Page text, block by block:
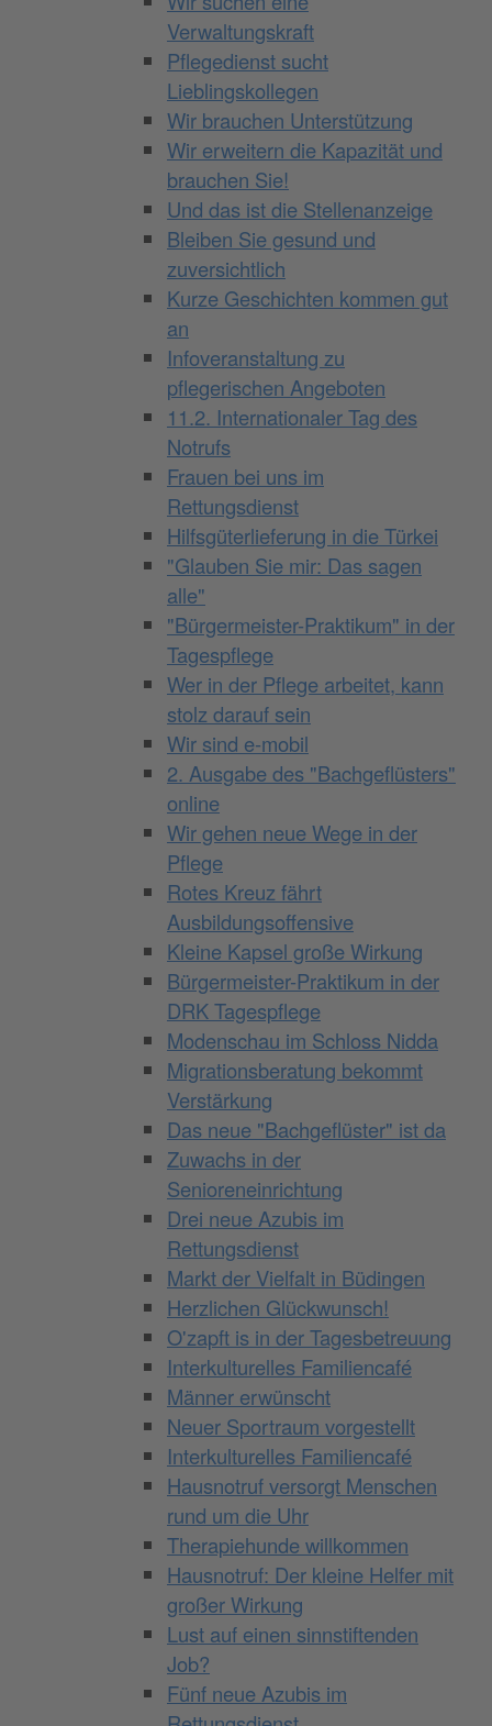
Verwaltungskraft
Pflegedienst sucht
Lieblingskollegen
Wir brauchen Unterstützung
Wir erweitern die Kapazität und
brauchen Sie!
Und das ist die Stellenanzeige
Bleiben Sie gesund und
zuversichtlich
Kurze Geschichten kommen gut
an
Infoveranstaltung zu
pflegerischen Angeboten
11.2. Internationaler Tag des
Notrufs
Frauen bei uns im
Rettungsdienst
Hilfsgüterlieferung in die Türkei
"Glauben Sie mir: Das sagen
alle"
"Bürgermeister-Praktikum" in der
Tagespflege
Wer in der Pflege arbeitet, kann
stolz darauf sein
Wir sind e-mobil
2. Ausgabe des "Bachgeflüsters"
online
Wir gehen neue Wege in der
Pflege
Rotes Kreuz fährt
Ausbildungsoffensive
Kleine Kapsel große Wirkung
Bürgermeister-Praktikum in der
DRK Tagespflege
Modenschau im Schloss Nidda
Migrationsberatung bekommt
Verstärkung
Das neue "Bachgeflüster" ist da
Zuwachs in der
Senioreneinrichtung
Drei neue Azubis im
Rettungsdienst
Markt der Vielfalt in Büdingen
Herzlichen Glückwunsch!
O'zapft is in der Tagesbetreuung
Interkulturelles Familiencafé
Männer erwünscht
Neuer Sportraum vorgestellt
Interkulturelles Familiencafé
Hausnotruf versorgt Menschen
rund um die Uhr
Therapiehunde willkommen
Hausnotruf: Der kleine Helfer mit
großer Wirkung
Lust auf einen sinnstiftenden
Job?
Fünf neue Azubis im